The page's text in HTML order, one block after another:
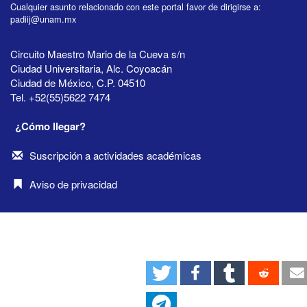
Cualquier asunto relacionado con este portal favor de dirigirse a:
padiij@unam.mx
Circuito Maestro Mario de la Cueva s/n
Ciudad Universitaria, Alc. Coyoacán
Ciudad de México, C.P. 04510
Tel. +52(55)5622 7474
¿Cómo llegar?
Suscripción a actividades académicas
Aviso de privacidad